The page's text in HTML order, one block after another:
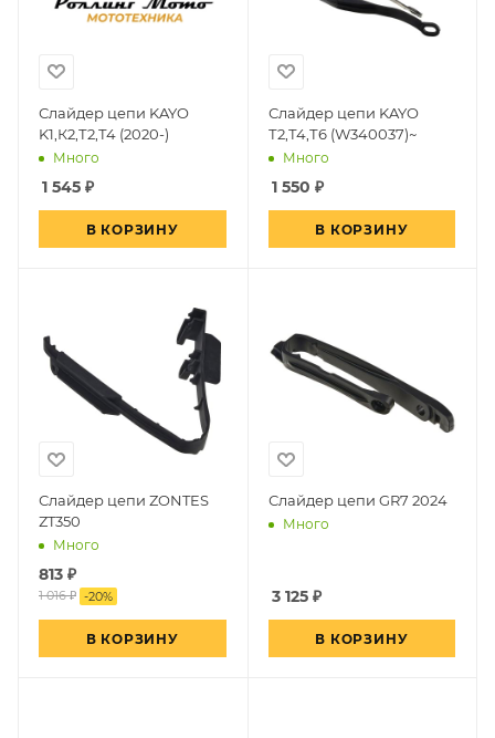
Слайдер цепи KAYO
K1,К2,Т2,Т4 (2020-)
Много
1 545 ₽
В КОРЗИНУ
Слайдер цепи KAYO
Т2,Т4,Т6 (W340037)~
Много
1 550 ₽
В КОРЗИНУ
Слайдер цепи ZONTES
ZT350
Много
813 ₽
1 016 ₽ -20%
В КОРЗИНУ
Слайдер цепи GR7 2024
Много
3 125₽
В КОРЗИНУ